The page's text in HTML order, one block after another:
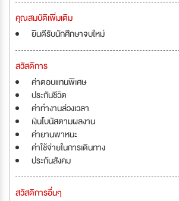
คุณสมบัติเพิ่มเติม
ยินดีรับนักศึกษาจบใหม่
สวัสดิการ
ค่าตอบแทนพิเศษ
ประกันชีวิต
ค่าทำงานล่วงเวลา
เงินโบนัสตามผลงาน
ค่ายานพาหนะ
ค่าใช้จ่ายในการเดินทาง
ประกันสังคม
สวัสดิการอื่นๆ